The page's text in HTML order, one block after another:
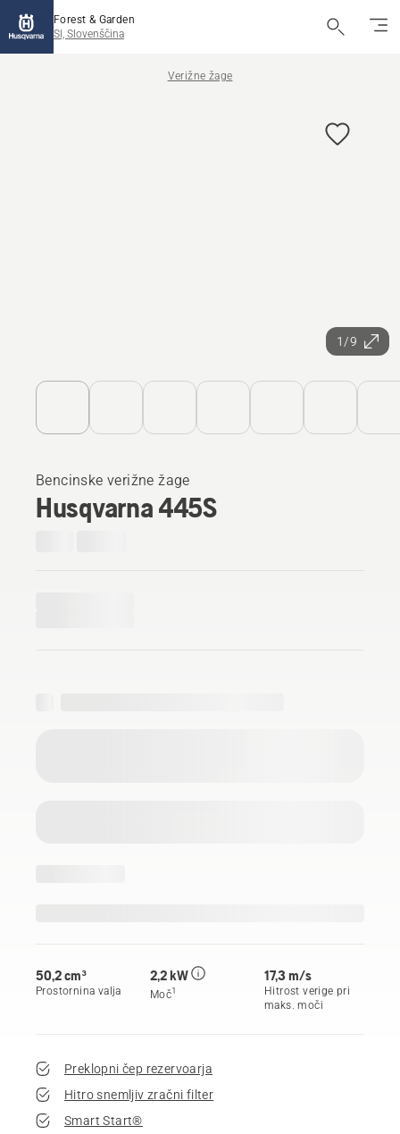
Forest & Garden
SI, Slovenščina
Verižne žage
1/9
Bencinske verižne žage
Husqvarna 445S
50,2 сm³
Prostornina valja
2,2 kW
Moč1
17,3 m/s
Hitrost verige pri
maks. moči
Preklopni čep rezervoarja
Hitro snemljiv zračni filter
Smart Start®